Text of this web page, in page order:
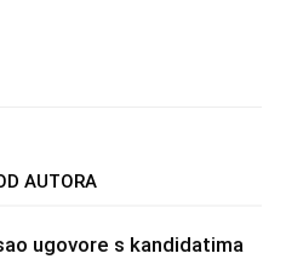
AUTORA
ugovore s kandidatima